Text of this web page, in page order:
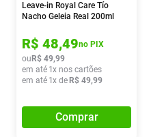
Leave-in Royal Care Tío
Nacho Geleia Real 200ml
R$ 48,49no PIX
ou R$ 49,99
em até 1x nos cartões
em até 1x de R$ 49,99
Comprar